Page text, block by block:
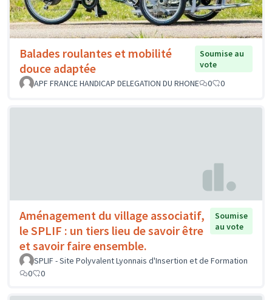
Balades roulantes et mobilité
douce adaptée
Soumise au
vote
APF FRANCE HANDICAP DELEGATION DU RHONE
0 0
Aménagement du village associatif,
le SPLIF : un tiers lieu de savoir être
et savoir faire ensemble.
Soumise
au vote
SPLIF - Site Polyvalent Lyonnais d'Insertion et de Formation
0
0